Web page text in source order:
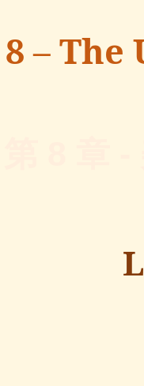
–